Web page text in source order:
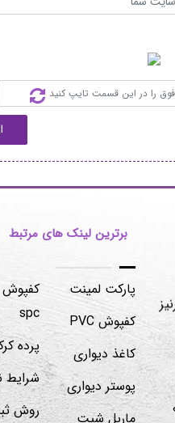
برترین لینک های مرتبط
پارکت لمینت
کفپوش PVC
کاغذ دیواری
پوستر دیواری
ماربل شیت
کفپوش
spc
پرده
شرایط
روش